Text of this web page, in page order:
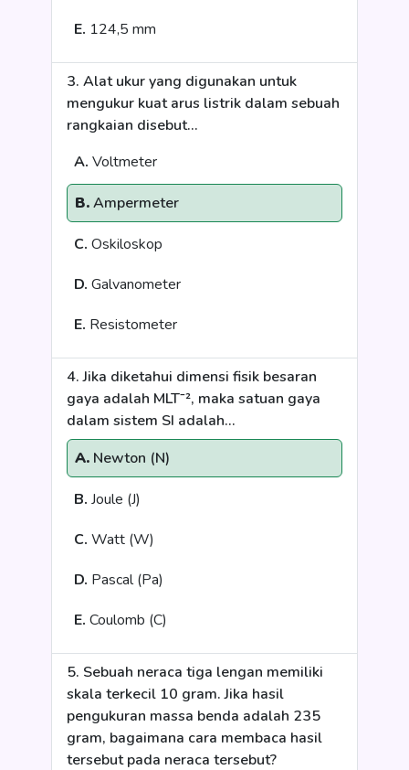
E. 124,5 mm
3. Alat ukur yang digunakan untuk
mengukur kuat arus listrik dalam sebuah
rangkaian disebut...
A. Voltmeter
B.Ampermeter
C. Oskiloskop
D. Galvanometer
E. Resistometer
4. Jika diketahui dimensi fisik besaran
gaya adalah MLT⁻², maka satuan gaya
dalam sistem SI adalah...
A. Newton (N)
B. Joule (J)
C. Watt (W)
D. Pascal (Pa)
E. Coulomb (C)
5. Sebuah neraca tiga lengan memiliki
skala terkecil 10 gram. Jika hasil
pengukuran massa benda adalah 235
gram, bagaimana cara membaca hasil
tersebut pada neraca tersebut?